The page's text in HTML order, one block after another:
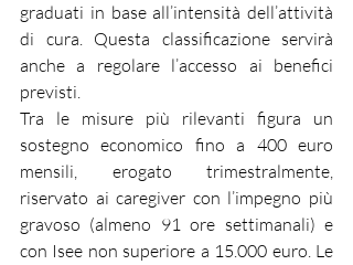
graduati in base all’intensità dell’attività
di cura. Questa classificazione servirà
anche a regolare l’accesso ai benefici
previsti.
Tra le misure più rilevanti figura un
sostegno economico fino a 400 euro
mensili, erogato trimestralmente,
riservato ai caregiver con l’impegno più
gravoso (almeno 91 ore settimanali) e
con Isee non superiore a 15.000 euro. Le